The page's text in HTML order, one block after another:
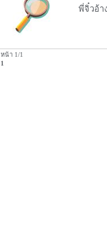
พี่จิ๋วอ้า
หน้า 1/1
1